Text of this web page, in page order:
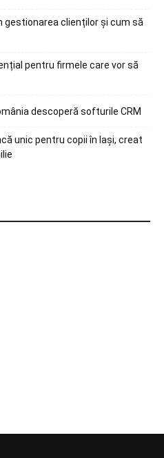
gestionarea clienților și cum să
pentru firmele care vor să
descoperă softurile CRM
unic pentru copii în Iași, creat